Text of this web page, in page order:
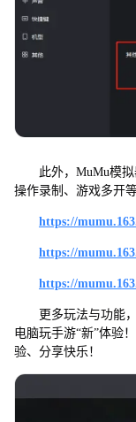
此外，MuMu模拟
操作录制、游戏多开
https://
https://
https://
更多玩法与功能，
电脑玩手游“新”体验
验、分享快乐！